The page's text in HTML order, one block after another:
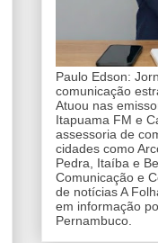
Paulo Edson:
comunicação
Atuou nas
Itapuama FM e
assessoria de
cidades como
Pedra, Itaíba e
Comunicação e
de notícias A
em informação
Pernambuco.